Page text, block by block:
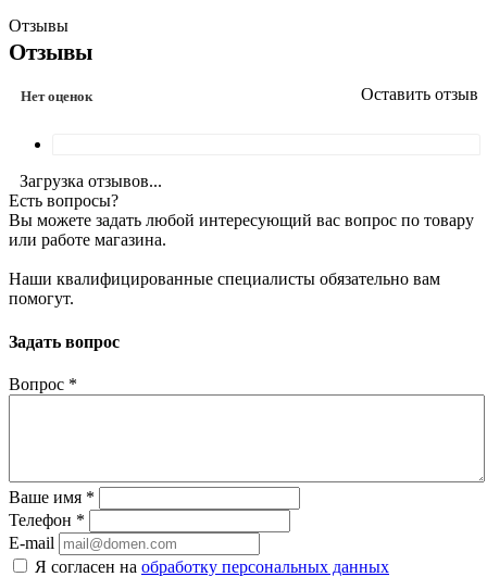
Отзывы
Отзывы
Нет оценок Оставить отзыв
Загрузка отзывов...
Есть вопросы?
Вы можете задать любой интересующий вас вопрос по товару
или работе магазина.
Наши квалифицированные специалисты обязательно вам
помогут.
Задать вопрос
Вопрос *
Ваше имя *
Телефон *
E-mail
Я согласен на обработку персональных данных